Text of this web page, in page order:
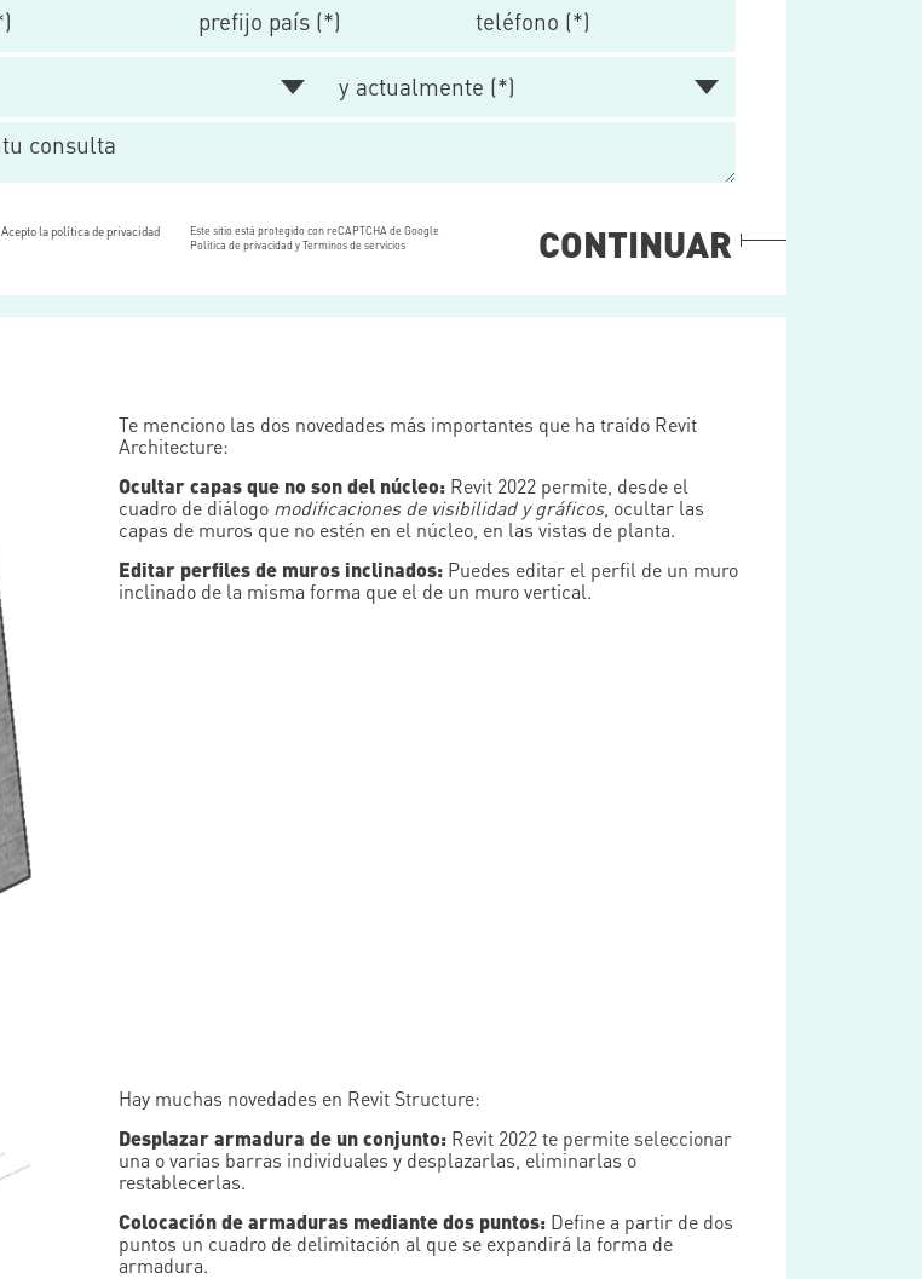
Acepto la política de privacidad
Este sitio está protegido con reCAPTCHA de Google
Política de privacidad y Terminos de servicios
CONTINUAR
Te menciono las dos novedades más importantes que ha traído Revit
Architecture:
Ocultar capas que no son del núcleo: Revit 2022 permite, desde el
cuadro de diálogo modificaciones de visibilidad y gráficos, ocultar las
capas de muros que no estén en el núcleo, en las vistas de planta.
Editar perfiles de muros inclinados: Puedes editar el perfil de un muro
inclinado de la misma forma que el de un muro vertical.
Hay muchas novedades en Revit Structure:
Desplazar armadura de un conjunto: Revit 2022 te permite seleccionar
una o varias barras individuales y desplazarlas, eliminarlas o
restablecerlas.
Colocación de armaduras mediante dos puntos: Define a partir de dos
puntos un cuadro de delimitación al que se expandirá la forma de
armadura.